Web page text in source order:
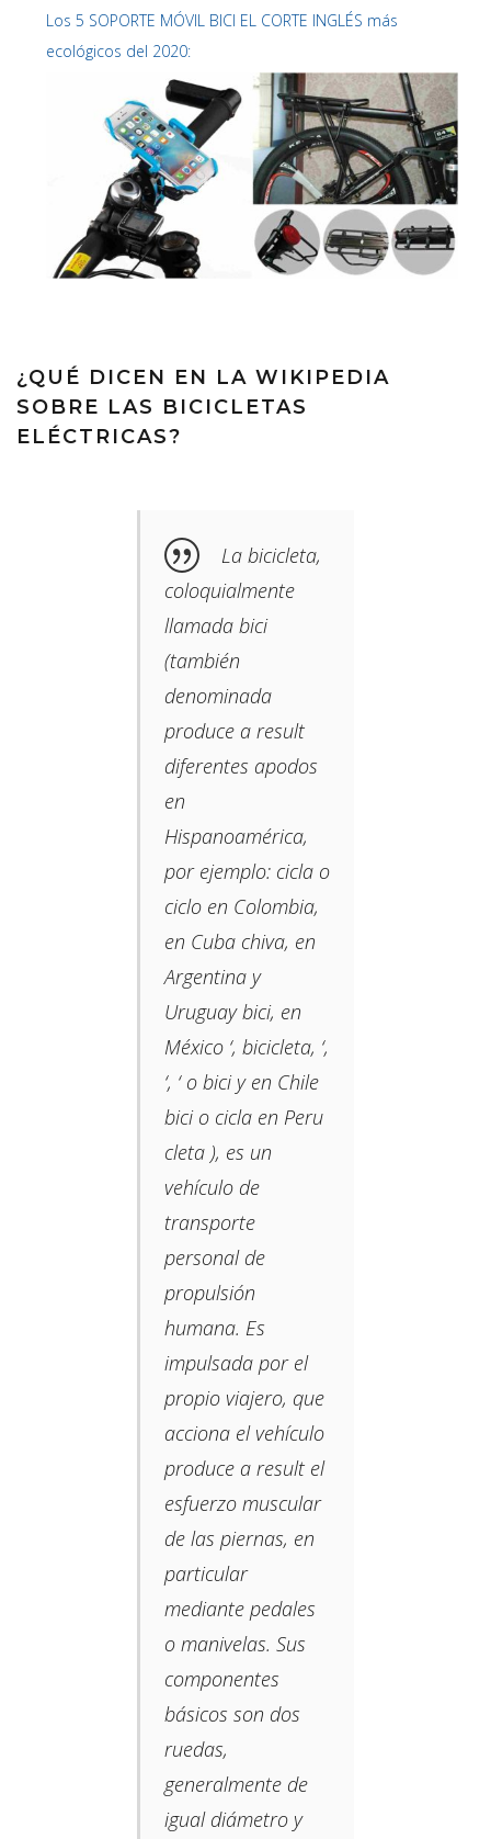
Los 5 SOPORTE MÓVIL BICI EL CORTE INGLÉS más
ecológicos del 2020:
¿QUÉ DICEN EN LA WIKIPEDIA
SOBRE LAS BICICLETAS
ELÉCTRICAS?
La bicicleta,
coloquialmente
llamada bici​
(también
denominada
produce a result
diferentes apodos
en
Hispanoamérica,
por ejemplo: cicla o
ciclo​ en Colombia,​
en Cuba chiva, en
Argentina y
Uruguay bici, en
México ‘, bicicleta, ‘,
‘, ‘ o bici y en Chile
bici o cicla en Peru
cleta ​​), es un
vehículo de
transporte
personal de
propulsión
humana. Es
impulsada por el
propio viajero, que
acciona el vehículo
produce a result el
esfuerzo muscular
de las piernas, en
particular
mediante pedales
o manivelas.​ Sus
componentes
básicos son dos
ruedas,​
generalmente de
igual diámetro y